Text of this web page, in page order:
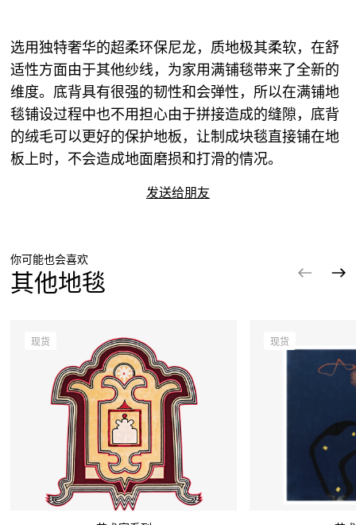
选用独特奢华的超柔环保尼龙，质地极其柔软，在舒
适性方面由于其他纱线，为家用满铺毯带来了全新的
维度。底背具有很强的韧性和会弹性，所以在满铺地
毯铺设过程中也不用担心由于拼接造成的缝隙，底背
的绒毛可以更好的保护地板，让制成块毯直接铺在地
板上时，不会造成地面磨损和打滑的情况。
发送给朋友
你可能也会喜欢
其他地毯
现货 现货